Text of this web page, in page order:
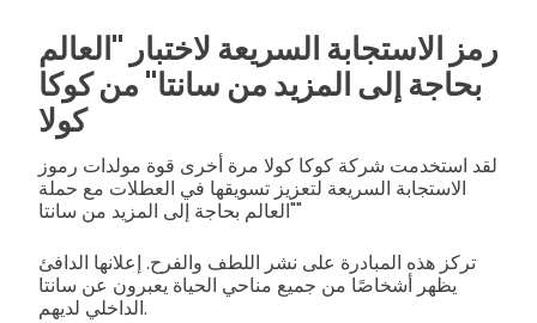
رمز الاستجابة السريعة لاختبار "العالم
بحاجة إلى المزيد من سانتا" من كوكا
كولا
لقد استخدمت شركة كوكا كولا مرة أخرى قوة مولدات رموز
الاستجابة السريعة لتعزيز تسويقها في العطلات مع حملة
"العالم بحاجة إلى المزيد من سانتا"
تركز هذه المبادرة على نشر اللطف والفرح. إعلانها الدافئ
يظهر أشخاصًا من جميع مناحي الحياة يعبرون عن سانتا
الداخلي لديهم.